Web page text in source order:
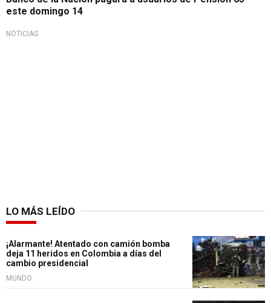
este domingo 14
NOTICIAS
LO MÁS LEÍDO
¡Alarmante! Atentado con camión bomba
deja 11 heridos en Colombia a días del
cambio presidencial
MUNDO